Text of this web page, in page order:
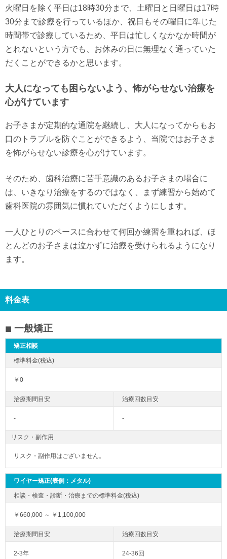
火曜日を除く平日は18時30分まで、土曜日と日曜日は17時
30分まで診療を行っているほか、祝日もその曜日に準じた
時間帯で診療しているため、平日は忙しくなかなか時間が
とれないという方でも、お休みの日に無理なく通っていた
だくことができるかと思います。
大人になっても困らないよう、怖がらせない治療を
心がけています
お子さまが定期的な通院を継続し、大人になってからもお
口のトラブルを防ぐことができるよう、当院ではお子さま
を怖がらせない診療を心がけています。
そのため、歯科治療に苦手意識のあるお子さまの場合に
は、いきなり治療をするのではなく、まず練習から始めて
歯科医院の雰囲気に慣れていただくようにします。
一人ひとりのペースに合わせて何回か練習を重ねれば、ほ
とんどのお子さまは泣かずに治療を受けられるようになり
ます。
料金表
一般矯正
矯正相談
￥0
- -
リスク・副作用
リスク・副作用はございません。
ワイヤー矯正(表側：メタル)
￥660,000 ～ ￥1,100,000
2-3年 24-36回